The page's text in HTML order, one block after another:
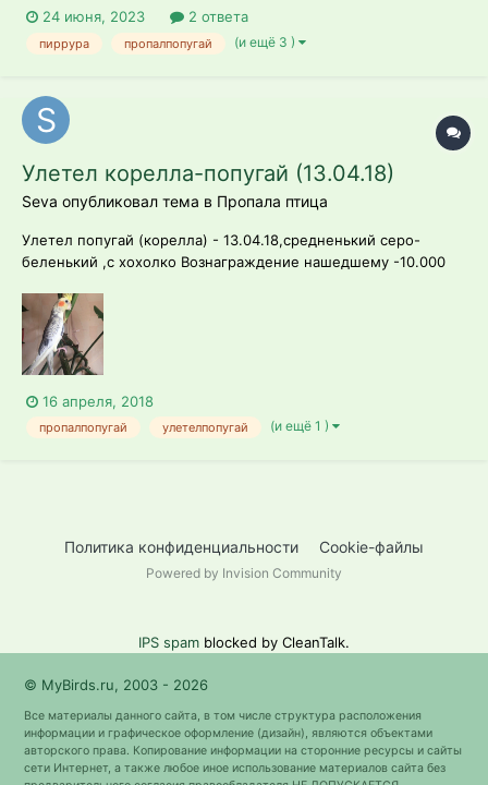
24 июня, 2023 2 ответа
пиррура пропалпопугай (и ещё 3 )
Улетел корелла-попугай (13.04.18)
Seva опубликовал тема в Пропала птица
Улетел попугай (корeлла) - 13.04.18,средненький серо-
беленький ,с хохолко Вознаграждение нашедшему -10.000
информацией, прошу позвонить по этому номеру -
8(999)993-96-97 каждая информация о ней нам очень
важна,птичку надо лечить...
16 апреля, 2018
пропалпопугай улетелпопугай (и ещё 1 )
Политика конфиденциальности Cookie-файлы
Powered by Invision Community
IPS spam blocked by CleanTalk.
© MyBirds.ru, 2003 - 2026
Все материалы данного сайта, в том числе структура расположения
информации и графическое оформление (дизайн), являются объектами
авторского права. Копирование информации на сторонние ресурсы и сайты
сети Интернет, а также любое иное использование материалов сайта без